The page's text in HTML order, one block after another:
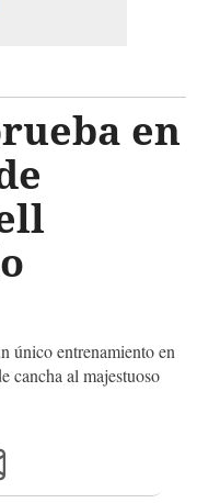
en
único entrenamiento en
cancha al majestuoso